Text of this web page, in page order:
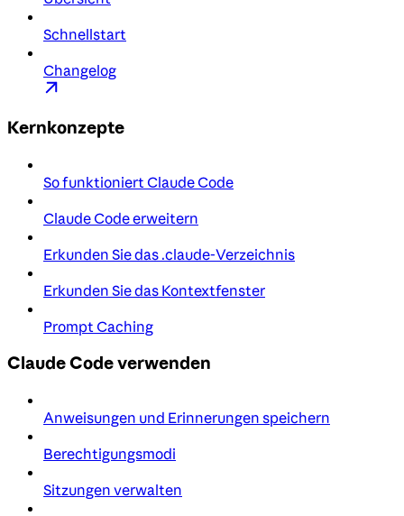
Schnellstart
Changelog
Kernkonzepte
So funktioniert Claude Code
Claude Code erweitern
Erkunden Sie das .claude-Verzeichnis
Erkunden Sie das Kontextfenster
Prompt Caching
Claude Code verwenden
Anweisungen und Erinnerungen speichern
Berechtigungsmodi
Sitzungen verwalten